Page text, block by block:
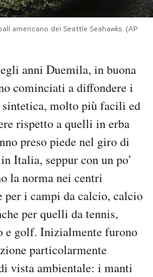
americano dei Seattle Seahawks. (AP
anni Duemila, in buona
cominciati a diffondere i
molto più facili ed
rispetto a quelli in erba
preso piede nel giro di
Italia, seppur con un po’
la norma nei centri
per i campi da calcio, calcio
per quelli da tennis,
e golf. Inizialmente furono
particolarmente
vista ambientale: i manti